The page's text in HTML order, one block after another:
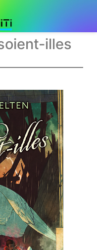
illes